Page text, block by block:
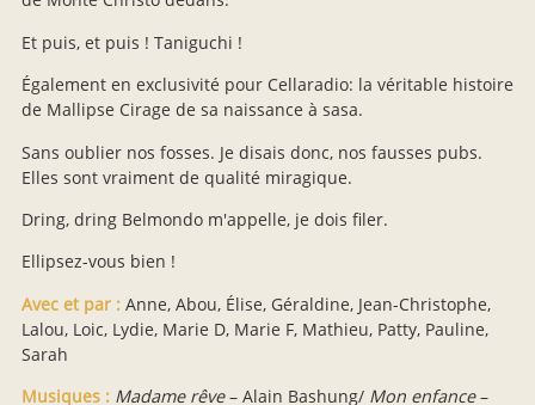
Et puis, et puis ! Taniguchi !
Également en exclusivité pour Cellaradio: la véritable histoire
de Mallipse Cirage de sa naissance à sasa.
Sans oublier nos fosses. Je disais donc, nos fausses pubs.
Elles sont vraiment de qualité miragique.
Dring, dring Belmondo m'appelle, je dois filer.
Ellipsez-vous bien !
Avec et par : Anne, Abou, Élise, Géraldine, Jean-Christophe,
Lalou, Loic, Lydie, Marie D, Marie F, Mathieu, Patty, Pauline,
Sarah
Musiques : Madame rêve– Alain Bashung/ Mon enfance–